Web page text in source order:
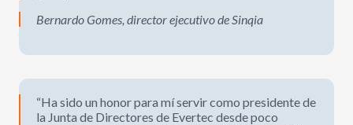
Bernardo Gomes, director ejecutivo de Sinqia
“Ha sido un honor para mí servir como presidente de
la Junta de Directores de Evertec desde poco